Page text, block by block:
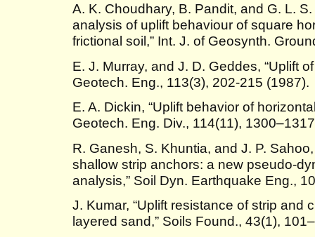
A. K. Choudhary, B. Pandit, and G. L.
analysis of uplift behaviour of square
frictional soil,” Int. J. of Geosynth.
E. J. Murray, and J. D. Geddes, “Uplift
Geotech. Eng., 113(3), 202-215 (1987).
E. A. Dickin, “Uplift behavior of
Geotech. Eng. Div., 114(11),
R. Ganesh, S. Khuntia, and J. P.
shallow strip anchors: a new pseudo-
analysis,” Soil Dyn. Earthquake Eng.,
J. Kumar, “Uplift resistance of strip and
layered sand,” Soils Found., 43(1),